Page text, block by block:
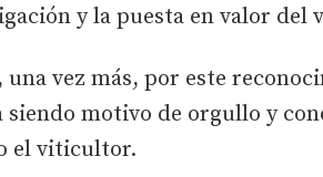
y la puesta en valor
una vez más, por este
siendo motivo de orgullo y
el viticultor.